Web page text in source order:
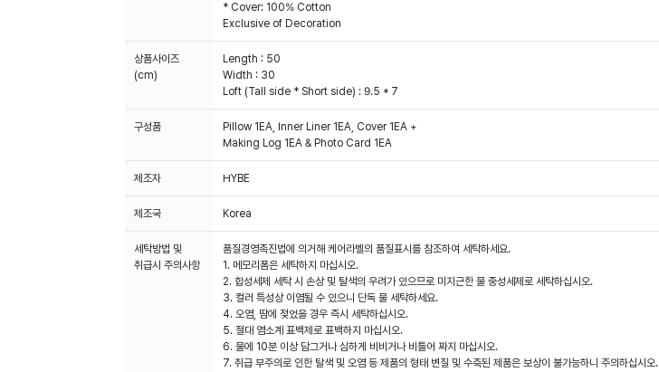
* Cover: 100% Cotton
Exclusive of Decoration
상품사이즈
(cm)
Length : 50
Width : 30
Loft (Tall side * Short side) : 9.5 * 7
구성품
Pillow 1EA, Inner Liner 1EA, Cover 1EA +
Making Log 1EA & Photo Card 1EA
제조자 HYBE
제조국 Korea
세탁방법 및
취급시 주의사항
품질경영촉진법에 의거해 케어라벨의 품질표시를 참조하여 세탁하세요.
1. 메모리폼은 세탁하지 마십시오.
2. 합성세제 세탁 시 손상 및 탈색의 우려가 있으므로 미지근한 물 중성세제로 세탁하십시오.
3. 컬러 특성상 이염될 수 있으니 단독 물 세탁하세요.
4. 오염, 땀에 젖었을 경우 즉시 세탁하십시오.
5. 절대 염소계 표백제로 표백하지 마십시오.
6. 물에 10분 이상 담그거나 심하게 비비거나 비틀어 짜지 마십시오.
7. 취급 부주의로 인한 탈색 및 오염 등 제품의 형태 변질 및 수축된 제품은 보상이 불가능하니 주의하십시오.